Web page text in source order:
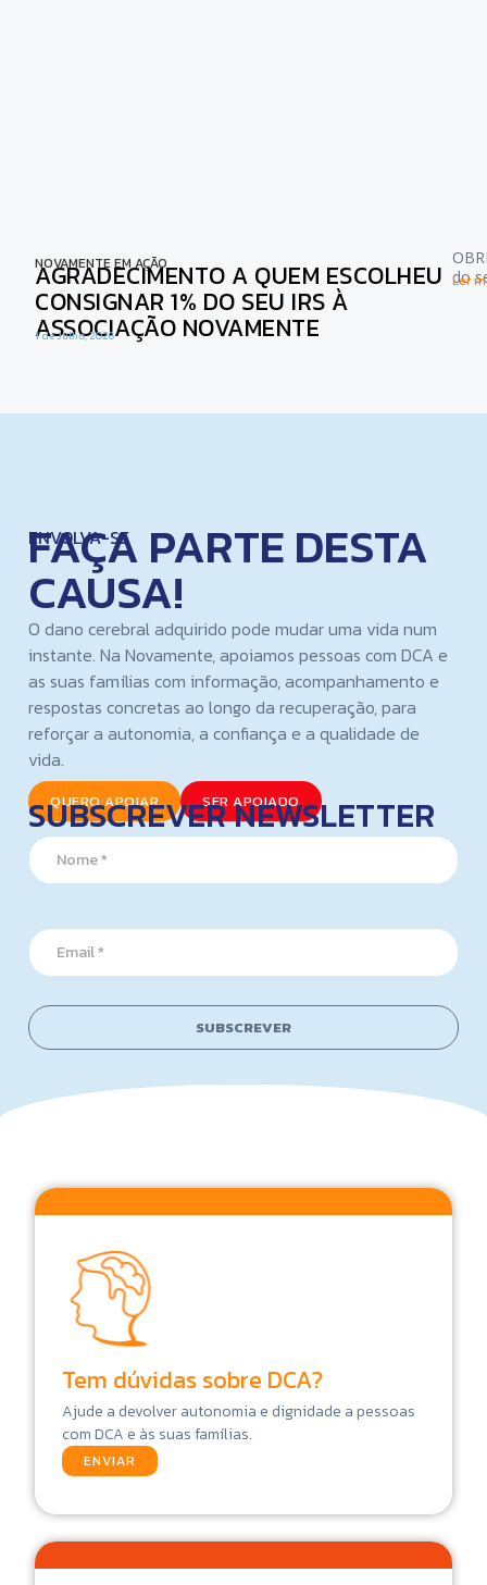
NOVAMENTE EM AÇÃO
AGRADECIMENTO A QUEM ESCOLHEU
CONSIGNAR 1% DO SEU IRS À
ASSOCIAÇÃO NOVAMENTE
1 de Julho, 2026
do
Ler
ENVOLVA-SE
FAÇA PARTE DESTA
CAUSA!
O dano cerebral adquirido pode mudar uma vida num
instante. Na Novamente, apoiamos pessoas com DCA e
as suas famílias com informação, acompanhamento e
respostas concretas ao longo da recuperação, para
reforçar a autonomia, a confiança e a qualidade de
vida.
QUERO APOIAR SER APOIADO
SUBSCREVER NEWSLETTER
N
a
m
a
m
N
a
m
a
E
m
a
l
*
SUBSCREVER
Tem dúvidas sobre DCA?
Ajude a devolver autonomia e dignidade a pessoas
com DCA e às suas famílias.
ENVIAR